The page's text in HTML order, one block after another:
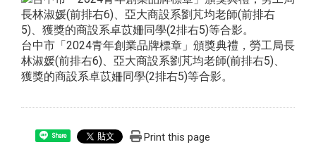
台中市「2024青年創業品牌標章」頒獎典禮，勞工局長
林淑媛(前排右6)、亞大商設系劉芃均老師(前排右5)、
獲獎的商設系卓苡姍同學(2排右5)等合影。
Share Print this page